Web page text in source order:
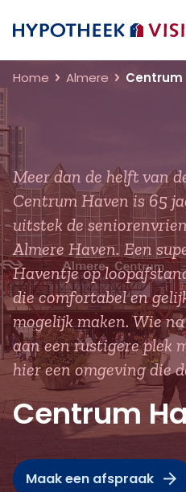
Terug naar home
Home Almere Centrum
Meer dan de helft van
Centrum Haven is 65
uitstek de
Almere Haven. Een
Haventje op
die comfortabel en
mogelijk maken. Wie
aan een rustigere plek
hier een omgeving die
Centrum
Maak een afspraak